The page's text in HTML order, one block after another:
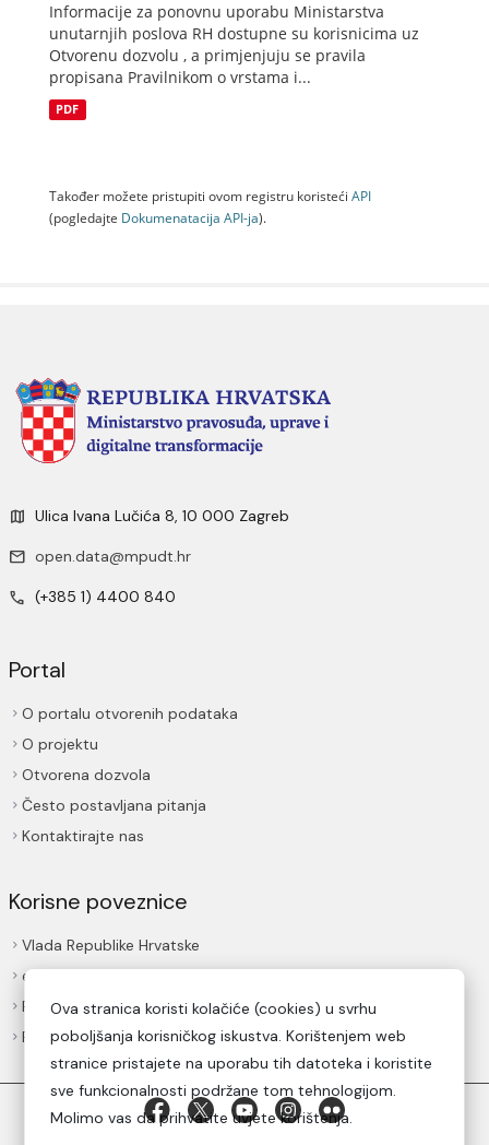
Informacije za ponovnu uporabu Ministarstva
unutarnjih poslova RH dostupne su korisnicima uz
Otvorenu dozvolu , a primjenjuju se pravila
propisana Pravilnikom o vrstama i...
PDF
Također možete pristupiti ovom registru koristeći API
(pogledajte Dokumenаtаcijа API-jа).